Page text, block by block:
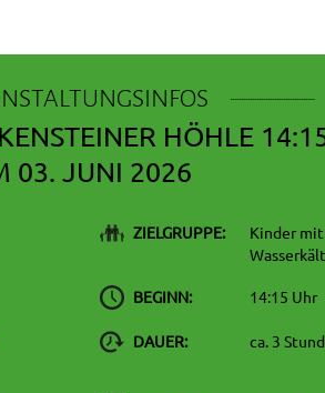
HÖHLE
03. JUNI 2026
ZIELGRUPPE:
Kinder
BEGINN: 14:15 Uhr
DAUER: ca. 3